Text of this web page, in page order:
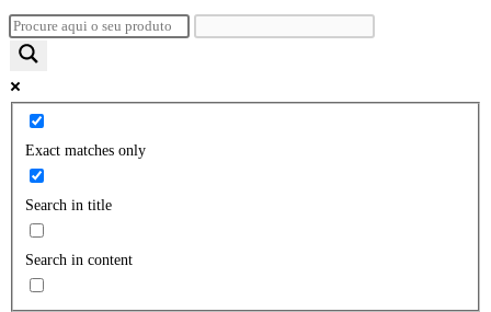
Exact matches only
Search in title
Search in content